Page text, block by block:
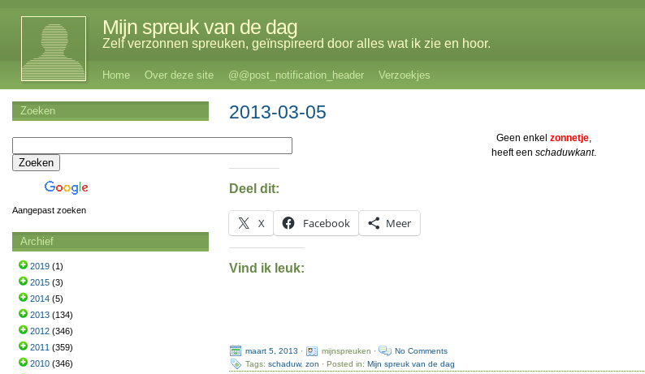
Mijn spreuk van de dag
Zelf verzonnen spreuken, geïnspireerd door alles wat ik zie en hoor.
Home Over deze site @@post_notification_header Verzoekjes
2013-03-05
Geen enkelzonnetje,
heeft eenschaduwkant.
Deel dit:
X Facebook Meer
Vind ik leuk:
maart 5, 2013 · mijnspreuken ·
No Comments
Tags:schaduw,zon · Posted in:Mijn spreuk van de dag
Zoeken
Aangepast zoeken
Archief
2019 (1)
2015 (3)
2014 (5)
2013 (134)
2012 (346)
2011 (359)
2010 (346)